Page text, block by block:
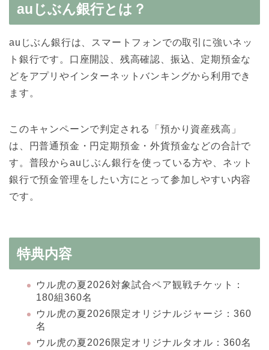
auじぶん銀行とは？
auじぶん銀行は、スマートフォンでの取引に強いネッ
ト銀行です。口座開設、残高確認、振込、定期預金な
どをアプリやインターネットバンキングから利用でき
ます。
このキャンペーンで判定される「預かり資産残高」
は、円普通預金・円定期預金・外貨預金などの合計で
す。普段からauじぶん銀行を使っている方や、ネット
銀行で預金管理をしたい方にとって参加しやすい内容
です。
特典内容
ウル虎の夏2026対象試合ペア観戦チケット：
180組360名
ウル虎の夏2026限定オリジナルジャージ：360
名
ウル虎の夏2026限定オリジナルタオル：360名